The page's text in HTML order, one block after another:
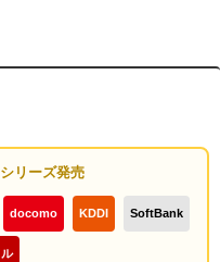
リーズ発売
docomo KDDI SoftBank